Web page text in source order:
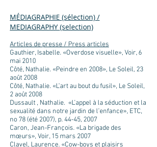
MÉDIAGRAPHIE (sélection) /
MEDIAGRAPHY (selection)
Articles de presse / Press articles
Gauthier, Isabelle. «Overdose visuelle», Voir, 6
mai 2010
Côté, Nathalie. «Peindre en 2008», Le Soleil, 23
août 2008
Côté, Nathalie. «L’art au bout du fusil», Le Soleil,
2 août 2008
Dussault , Nathalie. «L’appel à la séduction et la
sexualité dans notre jardin de l’enfance», ETC,
no 78 (été 2007), p. 44-45, 2007
Caron, Jean-François. «La brigade des
mœurs», Voir, 15 mars 2007
Clavel, Laurence. «Cow-boys et plaisirs